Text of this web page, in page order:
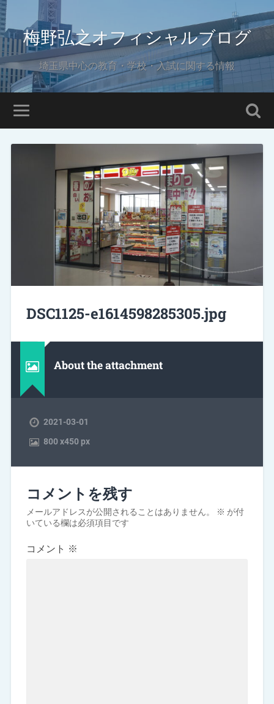
梅野弘之オフィシャルブログ
埼玉県中心の教育・学校・入試に関する情報
DSC1125-e1614598285305.jpg
About the attachment
2021-03-01
800x450 px
コメントを残す
メールアドレスが公開されることはありません。 ※ が付
いている欄は必須項目です
コメント ※